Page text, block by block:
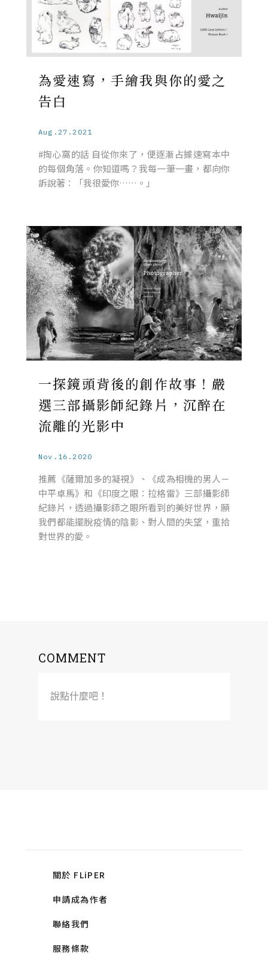
為愛速寫，手繪我與你的愛之
告白
Aug.27.2021
#掏心窩的話 自從你來了，便逐漸占據速寫本中
的每個角落。你知道嗎？我每一筆一畫，都向你
訴說著：「我很愛你……。」
一探鏡頭背後的創作故事！嚴
選三部攝影師紀錄片，沉醉在
流離的光影中
Nov.16.2020
推薦《薩爾加多的凝視》、《成為相機的男人－
中平卓馬》和《印度之眼：拉格雷》三部攝影師
紀錄片，透過攝影師之眼所看到的美好世界，願
我們都能擺脫疫情的陰影、對人間的失望，重拾
對世界的愛。
COMMENT
說點什麼吧！
關於 FLiPER
申請成為作者
聯絡我們
服務條款